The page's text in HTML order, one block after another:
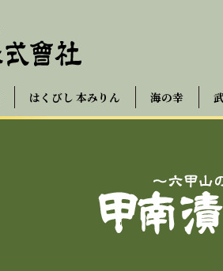
はくびし 本みりん 海の幸